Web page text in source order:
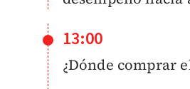
13:00
¿Dónde comprar